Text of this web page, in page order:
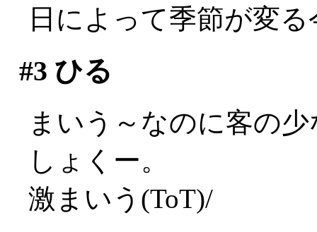
日によって季節が変
#3 ひる
まいう～なのに客の
しょくー。
激まいう(ToT)/